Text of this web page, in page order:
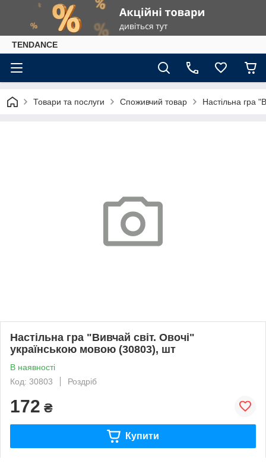
TENDANCE
Товари та послуги Споживчий товар Настільна гра
Настільна гра "Вивчай світ. Овочі"
українською мовою (30803), шт
В наявності
Код: 30803
Роздріб
172 ₴
Купити